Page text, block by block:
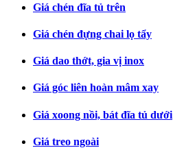
Giá chén đĩa tủ trên
Giá chén đựng chai lọ tẩy
Giá dao thớt, gia vị inox
Giá góc liên hoàn mâm xay
Giá xoong nồi, bát đĩa tủ dưới
Giá treo ngoài